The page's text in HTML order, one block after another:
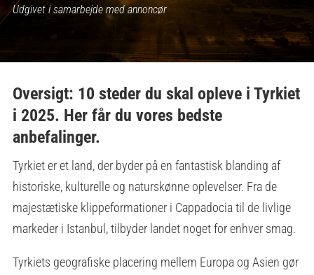
Udgivet i samarbejde med annoncør
Oversigt: 10 steder du skal opleve i Tyrkiet
i 2025. Her får du vores bedste
anbefalinger.
Tyrkiet er et land, der byder på en fantastisk blanding af
historiske, kulturelle og naturskønne oplevelser. Fra de
majestætiske klippeformationer i Cappadocia til de livlige
markeder i Istanbul, tilbyder landet noget for enhver smag.
Tyrkiets geografiske placering mellem Europa og Asien gør